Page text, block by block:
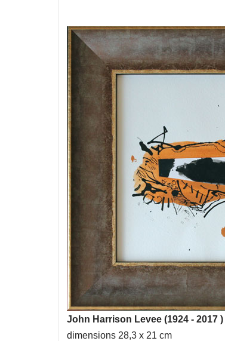
John Harrison Levee (1924 - 2017 )
dimensions 28,3 x 21 cm